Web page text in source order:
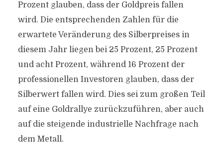
Prozent glauben, dass der Goldpreis fallen
wird. Die entsprechenden Zahlen für die
erwartete Veränderung des Silberpreises in
diesem Jahr liegen bei 25 Prozent, 25 Prozent
und acht Prozent, während 16 Prozent der
professionellen Investoren glauben, dass der
Silberwert fallen wird. Dies sei zum großen Teil
auf eine Goldrallye zurückzuführen, aber auch
auf die steigende industrielle Nachfrage nach
dem Metall.